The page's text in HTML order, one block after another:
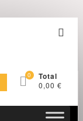
barra
0 Total
0,00 €